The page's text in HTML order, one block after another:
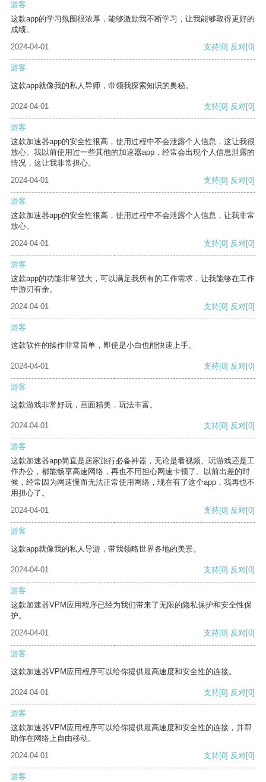
游客
这款app的学习氛围很浓厚，能够激励我不断学习，让我能够取得更好的
成绩。
2024-04-01
支持[0] 反对[0]
游客
这款app就像我的私人导师，带领我探索知识的奥秘。
2024-04-01 支持[0] 反对[0]
游客
这款加速器app的安全性很高，使用过程中不会泄露个人信息，这让我很
放心。我以前使用过一些其他的加速器app，经常会出现个人信息泄露的
情况，这让我非常担心。
2024-04-01
支持[0] 反对[0]
游客
这款加速器app的安全性很高，使用过程中不会泄露个人信息，让我非常
放心。
2024-04-01
支持[0] 反对[0]
游客
这款app的功能非常强大，可以满足我所有的工作需求，让我能够在工作
中游刃有余。
2024-04-01
支持[0] 反对[0]
游客
这款软件的操作非常简单，即使是小白也能快速上手。
2024-04-01 支持[0] 反对[0]
游客
这款游戏非常好玩，画面精美，玩法丰富。
2024-04-01 支持[0] 反对[0]
游客
这款加速器app简直是居家旅行必备神器，无论是看视频、玩游戏还是工
作办公，都能畅享高速网络，再也不用担心网速卡顿了。以前出差的时
候，经常因为网速慢而无法正常使用网络，现在有了这个app，我再也不
用担心了。
2024-04-01
支持[0] 反对[0]
游客
这款app就像我的私人导游，带我领略世界各地的美景。
2024-04-01 支持[0] 反对[0]
游客
这款加速器VPM应用程序已经为我们带来了无限的隐私保护和安全性保
护。
2024-04-01
支持[0] 反对[0]
游客
这款加速器VPM应用程序可以给你提供最高速度和安全性的连接。
2024-04-01 支持[0] 反对[0]
游客
这款加速器VPM应用程序可以给你提供最高速度和安全性的连接，并帮
助你在网络上自由移动。
2024-04-01
支持[0] 反对[0]
游客